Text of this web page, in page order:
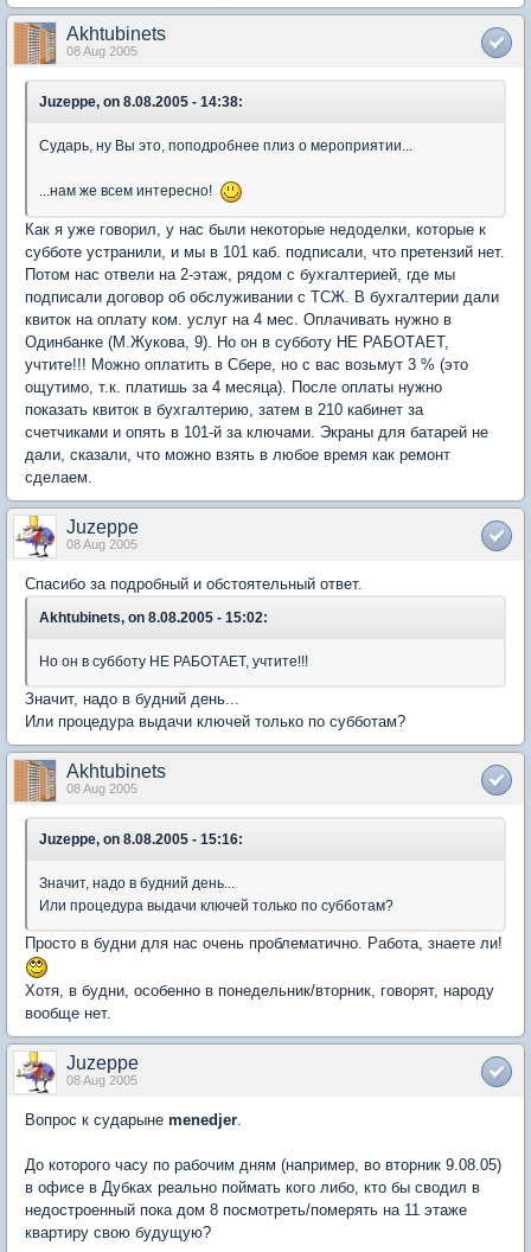
Akhtubinets
08 Aug 2005
Juzeppe, on 8.08.2005 - 14:38:
Сударь, ну Вы это, поподробнее плиз о мероприятии...
...нам же всем интересно!
Как я уже говорил, у нас были некоторые недоделки, которые к
субботе устранили, и мы в 101 каб. подписали, что претензий нет.
Потом нас отвели на 2-этаж, рядом с бухгалтерией, где мы
подписали договор об обслуживании с ТСЖ. В бухгалтерии дали
квиток на оплату ком. услуг на 4 мес. Оплачивать нужно в
Одинбанке (М.Жукова, 9). Но он в субботу НЕ РАБОТАЕТ,
учтите!!! Можно оплатить в Сбере, но с вас возьмут 3 % (это
ощутимо, т.к. платишь за 4 месяца). После оплаты нужно
показать квиток в бухгалтерию, затем в 210 кабинет за
счетчиками и опять в 101-й за ключами. Экраны для батарей не
дали, сказали, что можно взять в любое время как ремонт
сделаем.
Juzeppe
08 Aug 2005
Спасибо за подробный и обстоятельный ответ.
Akhtubinets, on 8.08.2005 - 15:02:
Но он в субботу НЕ РАБОТАЕТ, учтите!!!
Значит, надо в будний день...
Или процедура выдачи ключей только по субботам?
Akhtubinets
08 Aug 2005
Juzeppe, on 8.08.2005 - 15:16:
Значит, надо в будний день...
Или процедура выдачи ключей только по субботам?
Просто в будни для нас очень проблематично. Работа, знаете ли!
Хотя, в будни, особенно в понедельник/вторник, говорят, народу
вообще нет.
Juzeppe
08 Aug 2005
Вопрос к сударыне menedjer
До которого часу по рабочим дням (например, во вторник 9.08.05)
в офисе в Дубках реально поймать кого либо, кто бы сводил в
недостроенный пока дом 8 посмотреть/померять на 11 этаже
квартиру свою будущую?